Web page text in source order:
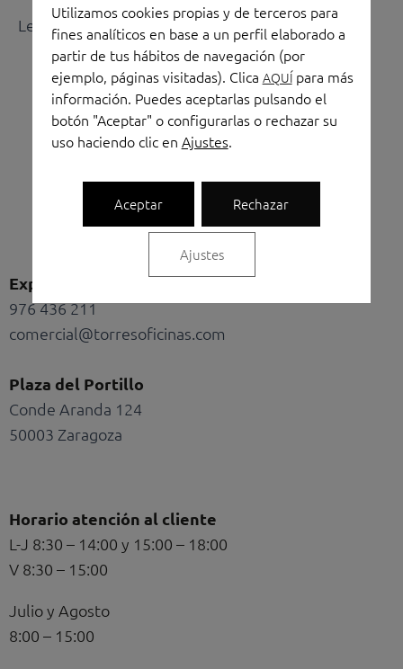
Leer más »
Instagram
Facebook
Shopping-
bag
Shopping-
Exposición y oficinas
976 436 211
comercial@torresoficinas.com
Plaza del Portillo
Conde Aranda 124
50003 Zaragoza
Horario atención al cliente
L-J 8:30 – 14:00 y 15:00 – 18:00
V 8:30 – 15:00
Julio y Agosto
8:00 – 15:00
Utilizamos cookies propias y de terceros para
fines analíticos en base a un perfil elaborado a
partir de tus hábitos de navegación (por
ejemplo, páginas visitadas). Clica AQUÍpara más
información. Puedes aceptarlas pulsando el
botón "Aceptar" o configurarlas o rechazar su
uso haciendo clic en Ajustes.
Aceptar Rechazar
Ajustes